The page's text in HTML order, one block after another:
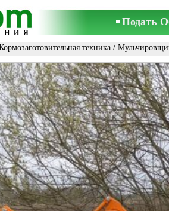
Подать
техника /